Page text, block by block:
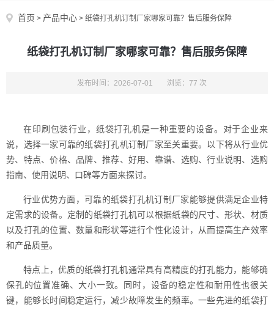
首页 > 产品中心 > 纸袋打孔机订制厂家哪家可靠？售后服务保障
纸袋打孔机订制厂家哪家可靠？售后服务保障
发布时间：2026-07-01 浏览：77 次
在印刷包装行业，纸袋打孔机是一种重要的设备。对于企业来
说，选择一家可靠的纸袋打孔机订制厂家至关重要。以下将从行业优
势、特点、价格、品牌、推荐、好用、靠谱、选购、行业说明、选购
指南、使用说明、口碑等方面来探讨。
行业优势方面，可靠的纸袋打孔机订制厂家能够提供满足企业特
定需求的设备。定制的纸袋打孔机可以根据纸袋的尺寸、形状、材质
以及打孔的位置、数量和形状等进行个性化设计，从而提高生产效率
和产品质量。
特点上，优质的纸袋打孔机通常具有高精度的打孔能力，能够确
保孔的位置准确、大小一致。同时，设备的稳定性和耐用性也很关
键，能够长时间稳定运行，减少故障发生的频率。一些先进的纸袋打